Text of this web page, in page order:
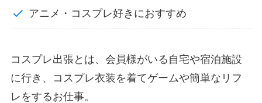
アニメ・コスプレ好きにおすすめ
コスプレ出張とは、会員様がいる自宅や宿泊施設
に行き、コスプレ衣装を着てゲームや簡単なリフ
レをするお仕事。